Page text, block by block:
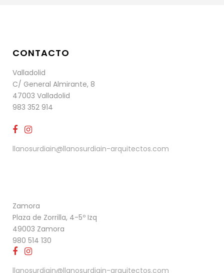
CONTACTO
Valladolid
C/ General Almirante, 8
47003 Valladolid
983 352 914
llanosurdiain@llanosurdiain-arquitectos.com
Zamora
Plaza de Zorrilla, 4-5º Izq
49003 Zamora
980 514 130
llanosurdiain@llanosurdiain-arquitectos.com